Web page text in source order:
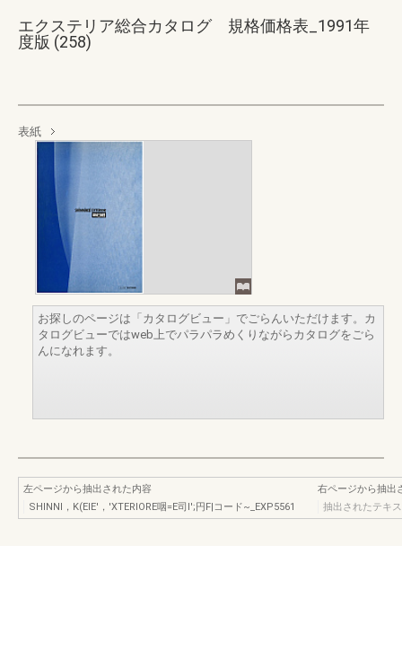
エクステリア総合カタログ 規格価格表_1991年
度版 (258)
表紙
お探しのページは「カタログビュー」でごらんいただけます。カ
タログビューではweb上でパラパラめくりながらカタログをごら
んになれます。
左ページから抽出された内容
SHINNI，K(EIE'，'XTERIORE咽=E司I';円F|コード~_EXP5561
右ページから抽出
抽出されたテキ